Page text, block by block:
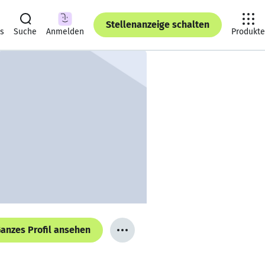
Suche Anmelden
Stellenanzeige schalten
Produkte
Profil ansehen